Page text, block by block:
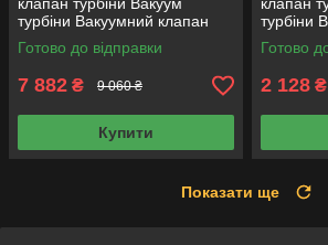
клапан турбіни Вакуум
турбіни Вакуумний клапан
турбіни Актуатор ТУРБІН
BV43E-1
Готово до відправки
7 882 ₴ 9 060 ₴
Купити
клапан
турбіни
турбіни
GT12-1
Готово
2 128 ₴
Показати ще